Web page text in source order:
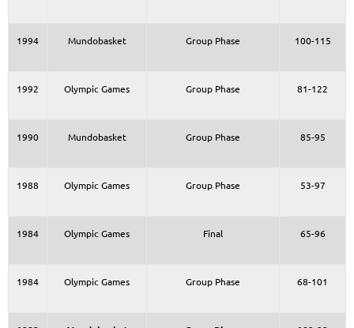
1994 Mundobasket Group Phase 100-115
1992 Olympic Games Group Phase 81-122
1990 Mundobasket Group Phase 85-95
1988 Olympic Games Group Phase 53-97
1984 Olympic Games Final 65-96
1984 Olympic Games Group Phase 68-101